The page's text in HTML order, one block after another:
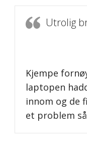
Utrolig
Kjempe
laptopen
innom og de
et problem